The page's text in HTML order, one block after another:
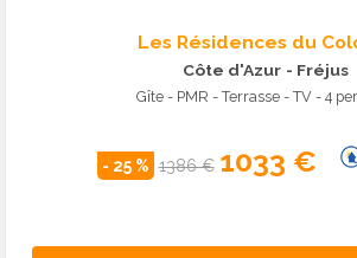
Les Résidences du
Côte d'Azur - Fréjus
Gîte - PMR - Terrasse - TV - 4
- 25 % 1386 € 1033 €